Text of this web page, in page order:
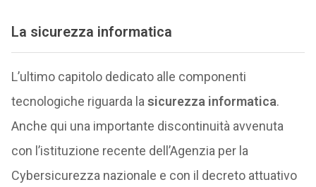
La sicurezza informatica
L’ultimo capitolo dedicato alle componenti
tecnologiche riguarda la sicurezza informatica.
Anche qui una importante discontinuità avvenuta
con l’istituzione recente dell’Agenzia per la
Cybersicurezza nazionale e con il decreto attuativo